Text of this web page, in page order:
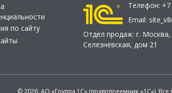
по сайту
Телефон:
Email:
Отдел продаж: г. Москва,
Селезнёвская, дом 21